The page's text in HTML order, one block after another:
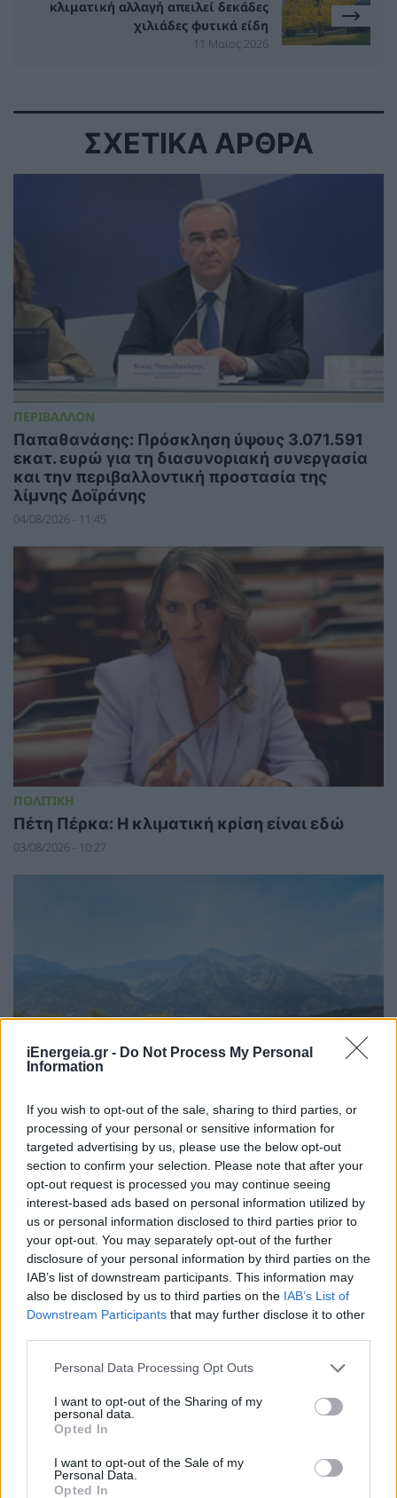
iEnergeia.gr - Do Not Process My Personal
Information
If you wish to opt-out of the sale, sharing to third parties, or
processing of your personal or sensitive information for
targeted advertising by us, please use the below opt-out
section to confirm your selection. Please note that after your
opt-out request is processed you may continue seeing
interest-based ads based on personal information utilized by
us or personal information disclosed to third parties prior to
your opt-out. You may separately opt-out of the further
disclosure of your personal information by third parties on the
IAB’s list of downstream participants. This information may
also be disclosed by us to third parties on the IAB’s List of
Downstream Participants that may further disclose it to other
Personal Data Processing Opt Outs
I want to opt-out of the Sharing of my
personal data.
Opted In
I want to opt-out of the Sale of my
Personal Data.
Opted In
κλιματική αλλαγή απειλεί δεκάδες
χιλιάδες φυτικά είδη
11 Μαϊος 2026
ΣΧΕΤΙΚΑ ΑΡΘΡΑ
ΠΕΡΙΒΑΛΛΟΝ
Παπαθανάσης: Πρόσκληση ύψους 3.071.591
εκατ. ευρώ για τη διασυνοριακή συνεργασία
και την περιβαλλοντική προστασία της
λίμνης Δοϊράνης
04/08/2026 - 11:45
ΠΟΛΙΤΙΚΗ
Πέτη Πέρκα: Η κλιματική κρίση είναι εδώ
03/08/2026 - 10:27
ΠΕΡΙΒΑΛΛΟΝ
Διευρύνεται ο κατάλογος των
κορυφή «Μούσκος» Αγράφων και τον ορεινό
όγκο «Βέρνον-Βίτσι» Δυτικής Μακεδονίας
03/08/2026 - 08:16
ΠΕΡΙΒΑΛΛΟΝ
Σταύρος Παπασταύρου: Ιστορικής σημασίας η
παγκόσμια αναγνώριση του Ολύμπου